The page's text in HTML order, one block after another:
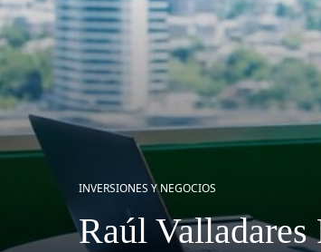
INVERSIONES Y NEGOCIOS
Raúl